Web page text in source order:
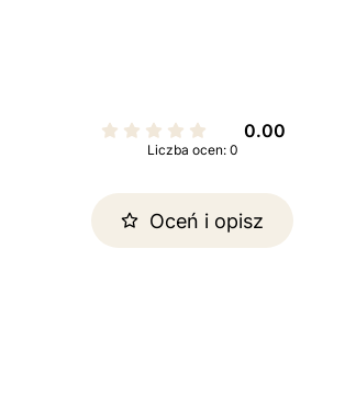
0.00
Liczba ocen: 0
Oceń i opisz